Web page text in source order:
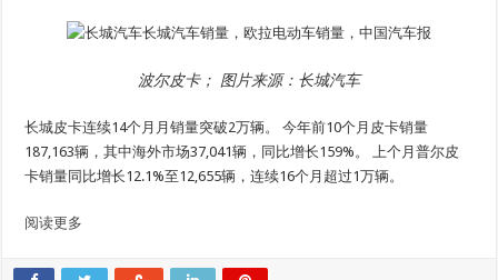
波尔皮卡； 图片来源：长城汽车
长城皮卡连续14个月月销量突破2万辆。 今年前10个月皮卡销量
187,163辆，其中海外市场37,041辆，同比增长159%。 上个月普尔皮
卡销量同比增长12.1%至12,655辆，连续16个月超过1万辆。
阅读更多